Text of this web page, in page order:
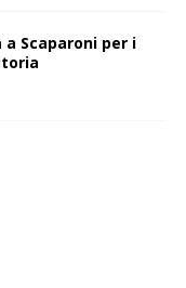
Scaparoni per i